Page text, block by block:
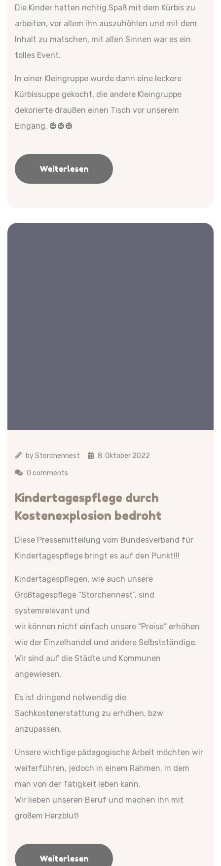
Die Kinder hatten richtig Spaß mit dem Kürbis zu
arbeiten, vor allem ihn auszuhöhlen und mit dem
Inhalt zu matschen, mit allen Sinnen war es ein
tolles Event.
In einer Kleingruppe wurde dann eine leckere
Kürbissuppe gekocht, die andere Kleingruppe
dekorierte draußen einen Tisch vor unserem
Eingang. 🎃🎃🎃
Weiterlesen
byStorchennest 8. Oktober 2022
0 comments
Kindertagespflege durch
Kostenexplosion bedroht
Diese Pressemitteilung vom Bundesverband für
Kindertagespflege bringt es auf den Punkt!!!
Kindertagespflegen, wie auch unsere
Großtagespflege “Storchennest”, sind
systemrelevant und
wir können nicht einfach unsere “Preise” erhöhen
wie der Einzelhandel und andere Selbstständige.
Wir sind auf die Städte und Kommunen
angewiesen.
Es ist dringend notwendig die
Sachkostenerstattung zu erhöhen, bzw
anzupassen.
Unsere wichtige pädagogische Arbeit möchten wir
weiterführen, jedoch in einem Rahmen, in dem
man von der Tätigkeit leben kann.
Wir lieben unseren Beruf und machen ihn mit
großem Herzblut!
Weiterlesen